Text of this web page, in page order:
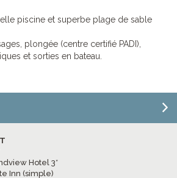
piscine et superbe plage de sable
plongée (centre certifié PADI),
et sorties en bateau.
Hotel 3*
Inn (simple)